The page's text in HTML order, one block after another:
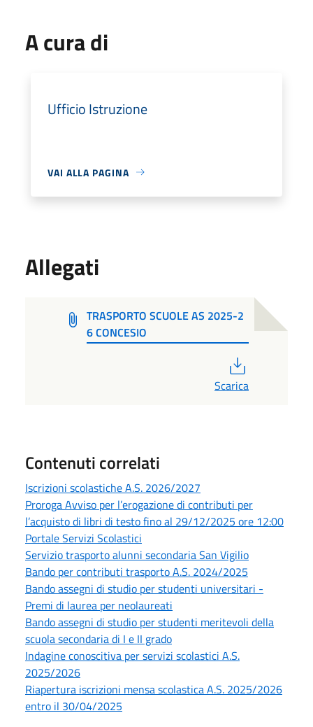
A cura di
Ufficio Istruzione
VAI ALLA PAGINA
Allegati
TRASPORTO SCUOLE AS 2025-2
6 CONCESIO
Scarica
Contenuti correlati
Iscrizioni scolastiche A.S. 2026/2027
Proroga Avviso per l’erogazione di contributi per
l’acquisto di libri di testo fino al 29/12/2025 ore 12:00
Portale Servizi Scolastici
Servizio trasporto alunni secondaria San Vigilio
Bando per contributi trasporto A.S. 2024/2025
Bando assegni di studio per studenti universitari -
Premi di laurea per neolaureati
Bando assegni di studio per studenti meritevoli della
scuola secondaria di I e II grado
Indagine conoscitiva per servizi scolastici A.S.
2025/2026
Riapertura iscrizioni mensa scolastica A.S. 2025/2026
entro il 30/04/2025